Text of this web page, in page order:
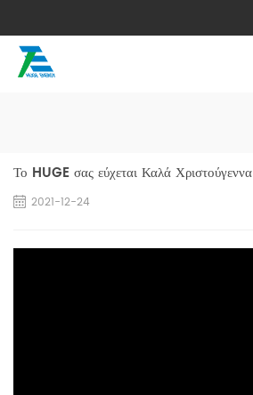
Το HUGE σας εύχεται Καλά Χριστούγεννα
2021-12-24